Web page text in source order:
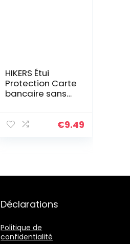
HIKERS Étui
Protection Carte
bancaire sans
Housses
Blocage RFID (3
€9.49
Déclarations
Politique de
confidentialité